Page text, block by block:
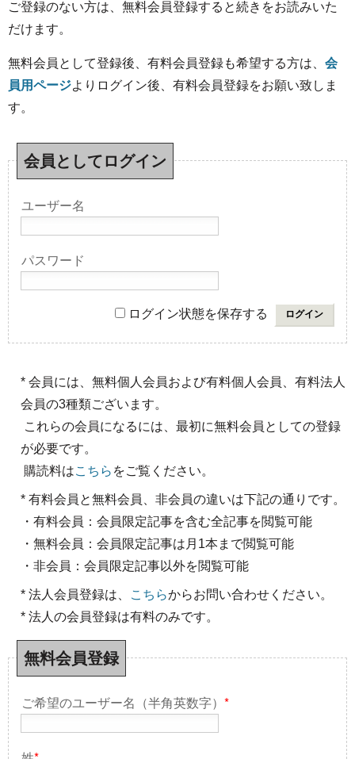
ご登録のない方は、無料会員登録すると続きをお読みいた
だけます。
無料会員として登録後、有料会員登録も希望する方は、 会
員用ページよりログイン後、有料会員登録をお願い致しま
す。
会員としてログイン
ユーザー名
パスワード
ログイン状態を保存する
* 会員には、無料個人会員および有料個人会員、有料法人
会員の3種類ございます。
これらの会員になるには、最初に無料会員としての登録
が必要です。
購読料はこちら をご覧ください。
* 有料会員と無料会員、非会員の違いは下記の通りです。
・有料会員：会員限定記事を含む全記事を閲覧可能
・無料会員：会員限定記事は月1本まで閲覧可能
・非会員：会員限定記事以外を閲覧可能
* 法人会員登録は、 こちらからお問い合わせください。
* 法人の会員登録は有料のみです。
無料会員登録
ご希望のユーザー名（半角英数字） *